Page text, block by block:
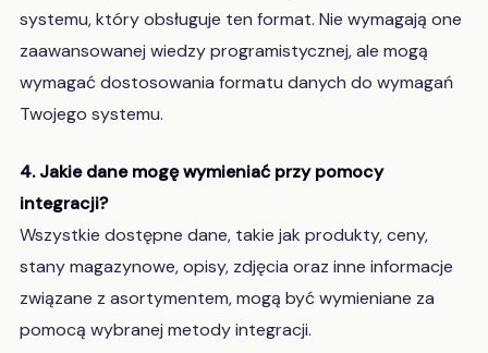
systemu, który obsługuje ten format. Nie wymagają one
zaawansowanej wiedzy programistycznej, ale mogą
wymagać dostosowania formatu danych do wymagań
Twojego systemu.
4. Jakie dane mogę wymieniać przy pomocy
integracji?
Wszystkie dostępne dane, takie jak produkty, ceny,
stany magazynowe, opisy, zdjęcia oraz inne informacje
związane z asortymentem, mogą być wymieniane za
pomocą wybranej metody integracji.